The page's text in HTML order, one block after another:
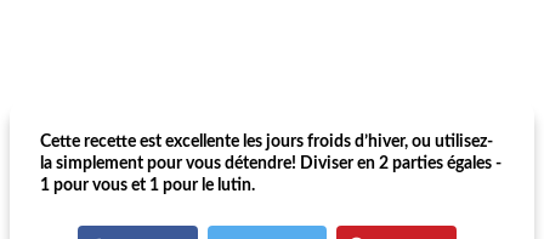
Cette recette est excellente les jours froids d’hiver, ou utilisez-
la simplement pour vous détendre! Diviser en 2 parties égales -
1 pour vous et 1 pour le lutin.